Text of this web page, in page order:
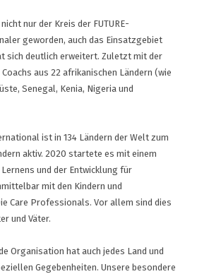
nur der Kreis der FUTURE-
geworden, auch das Einsatzgebiet
sich deutlich erweitert. Zuletzt mit der
aus 22 afrikanischen Ländern (wie
Senegal, Kenia, Nigeria und
ist in 134 Ländern der Welt zum
aktiv. 2020 startete es mit einem
und der Entwicklung für
mit den Kindern und
Care Professionals. Vor allem sind dies
und Väter.
Organisation hat auch jedes Land und
Gegebenheiten. Unsere besondere